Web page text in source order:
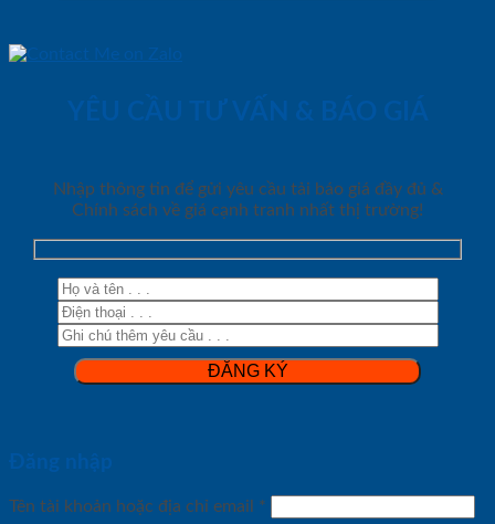
YÊU CẦU TƯ VẤN & BÁO GIÁ
Nhập thông tin để gửi yêu cầu tải báo giá đầy đủ &
Chính sách về giá cạnh tranh nhất thị trường!
Đăng nhập
Tên tài khoản hoặc địa chỉ email *